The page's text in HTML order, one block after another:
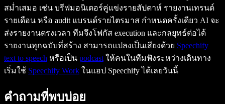
สม่ำเสมอ เช่น บรีฟมอนิเตอร์คู่แข่งรายสัปดาห์ รายงานเทรนด์
รายเดือน หรือ audit แบรนด์รายไตรมาส กำหนดครั้งเดียว AI จะ
ส่งรายงานตรงเวลา ทีมจึงโฟกัส execution และกลยุทธ์ต่อได้
รายงานทุกฉบับที่สร้าง สามารถแปลงเป็นเสียงด้วย Speechify
text to speech หรือเป็น podcast ให้คนในทีมฟังระหว่างเดินทาง
เริ่มใช้ Speechify Work ในแอป Speechify ได้เลยวันนี้
คำถามที่พบบ่อย